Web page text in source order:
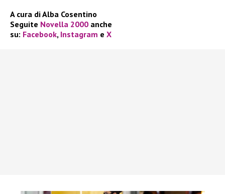
A cura di Alba Cosentino
Seguite Novella 2000 anche
su: Facebook, Instagram e X